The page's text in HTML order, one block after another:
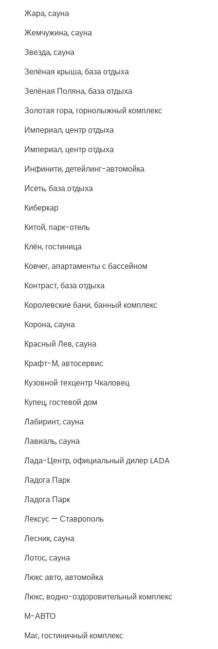
Жара, сауна
Жемчужина, сауна
Звезда, сауна
Зелёная крыша, база отдыха
Зелёная Поляна, база отдыха
Золотая гора, горнолыжный комплекс
Империал, центр отдыха
Империал, центр отдыха
Инфинити, детейлинг-автомойка
Исеть, база отдыха
Киберкар
Китой, парк-отель
Клён, гостиница
Ковчег, апартаменты с бассейном
Контраст, база отдыха
Королевские бани, банный комплекс
Корона, сауна
Красный Лев, сауна
Крафт-М, автосервис
Кузовной техцентр Чкаловец
Купец, гостевой дом
Лабиринт, сауна
Лавиаль, сауна
Лада-Центр, официальный дилер LADA
Ладога Парк
Ладога Парк
Лексус — Ставрополь
Лесник, сауна
Лотос, сауна
Люкс авто, автомойка
Люкс, водно-оздоровительный комплекс
М-АВТО
Маг, гостиничный комплекс